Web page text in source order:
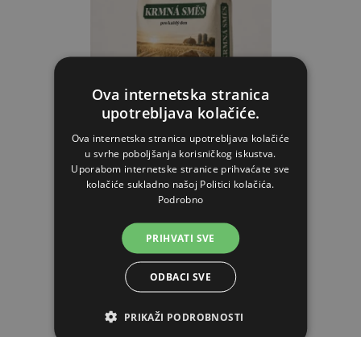
Smjesa - AGF peleti za pure Kr3 od 5 do 10 kg, 25 kg
16,55€
STAVI U KOŠARICU
Ova internetska stranica
upotrebljava kolačiće.
Ova internetska stranica upotrebljava kolačiće
u svrhe poboljšanja korisničkog iskustva.
Uporabom internetske stranice prihvaćate sve
kolačiće sukladno našoj Politici kolačića.
Podrobno
PRIHVATI SVE
ODBACI SVE
PRIKAŽI PODROBNOSTI